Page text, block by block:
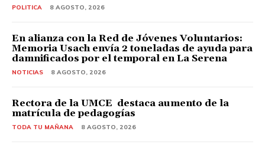
POLITICA 8 AGOSTO, 2026
En alianza con la Red de Jóvenes Voluntarios:
Memoria Usach envía 2 toneladas de ayuda para
damnificados por el temporal en La Serena
NOTICIAS 8 AGOSTO, 2026
Rectora de la UMCE destaca aumento de la
matrícula de pedagogías
TODA TU MAÑANA 8 AGOSTO, 2026